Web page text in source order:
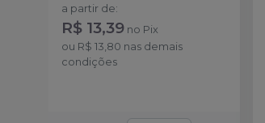
a partir de:
R$ 13,39 no Pix
ou R$ 13,80 nas demais
condições